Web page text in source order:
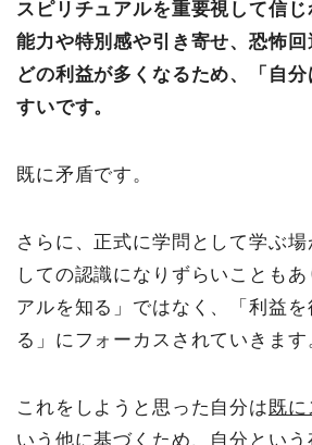
スピリチュアルを重要視して信じ
能力や特別感や引き寄せ、恐怖
どの利益が多くなるため、「自
すいです。
既に矛盾です。
さらに、正式に学問として学ぶ場
しての認識になりずらいことも
アルを知る」ではなく、「利益
る」にフォーカスされていきます
これをしようと思った自分は 既
いう他に基づくため、自分とい